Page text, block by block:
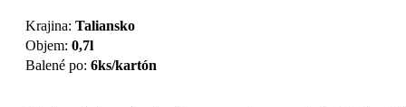
Krajina: Taliansko
Objem: 0,7l
Balené po: 6ks/kartón